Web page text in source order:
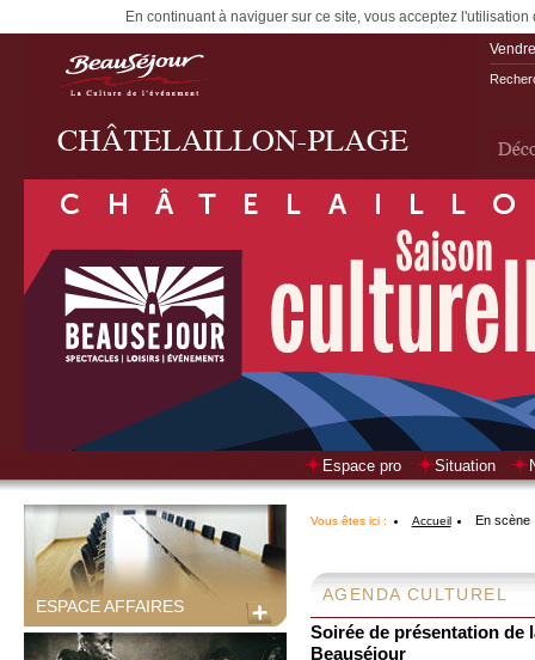
En continuant à naviguer sur ce site, vous acceptez
Espace pro Situation
ESPACE AFFAIRES
Vous êtes ici : Accueil En scène
AGENDA CULTUREL
Soirée de présentation de
Beauséjour